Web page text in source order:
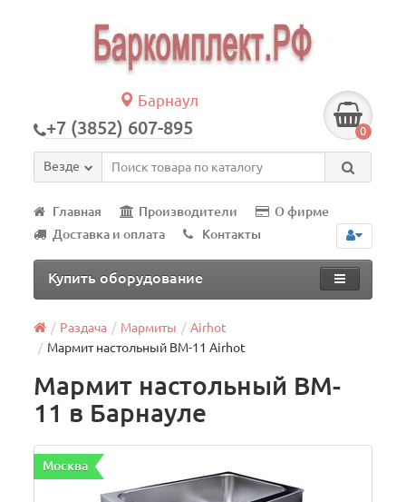
Барнаул
+7 (3852) 607-895 0
Везде
Главная Производители
О фирме
Доставка и оплата
Контакты
Купить оборудование
Раздача Мармиты
Airhot
Мармит настольный BM-11 Airhot
Мармит настольный BM-
11 в Барнауле
Москва